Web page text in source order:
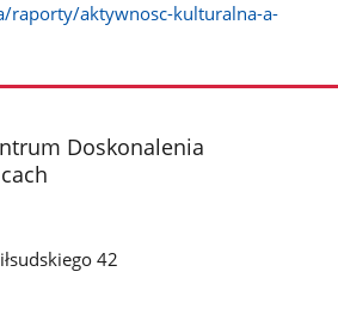
raporty/aktywnosc-kulturalna-a-
Doskonalenia
42